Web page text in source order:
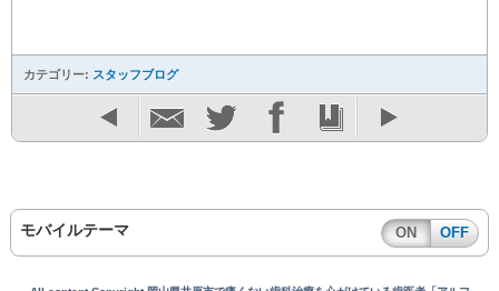
カテゴリー: スタッフブログ
モバイルテーマ ON OFF